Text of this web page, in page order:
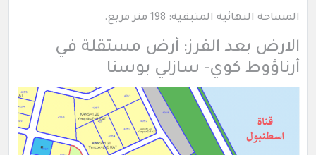
المساحة النهائية المتبقية: 198 متر مربع.
الارض بعد الفرز: أرض مستقلة في
أرناؤوط كوي- سازلي بوسنا